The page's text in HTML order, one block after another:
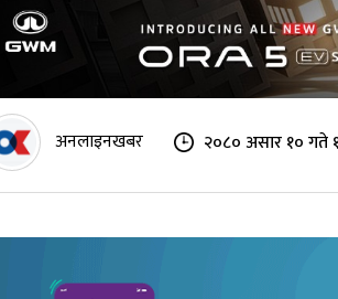
अनलाइनखबर २०८० असार १० गते